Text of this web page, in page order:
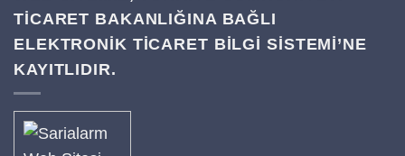
TİCARET BAKANLIĞINA BAĞLI
ELEKTRONİK TİCARET BİLGİ SİSTEMİ’NE
KAYITLIDIR.